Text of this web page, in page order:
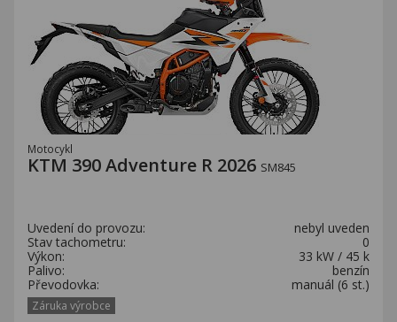
Motocykl
KTM 390 Adventure R 2026 SM845
Uvedení do provozu:
nebyl uveden
Stav tachometru:
0
Výkon:
33 kW / 45 k
Palivo:
benzín
Převodovka:
manuál (6 st.)
Záruka výrobce